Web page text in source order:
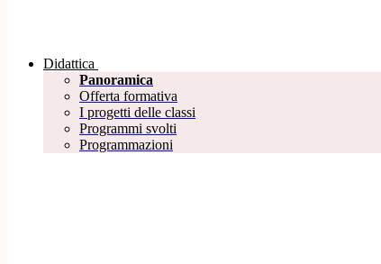
Didattica
Panoramica
Offerta formativa
I progetti delle classi
Programmi svolti
Programmazioni